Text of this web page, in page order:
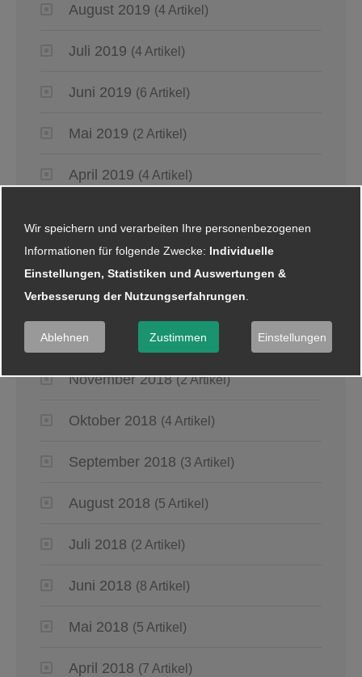
August 2019 (4 Artikel)
Juli 2019 (4 Artikel)
Juni 2019 (6 Artikel)
Mai 2019 (2 Artikel)
April 2019 (4 Artikel)
Januar 2019 (5 Artikel)
Dezember 2018 (8 Artikel)
November 2018 (2 Artikel)
Oktober 2018 (4 Artikel)
September 2018 (3 Artikel)
August 2018 (5 Artikel)
Juli 2018 (2 Artikel)
Juni 2018 (8 Artikel)
Mai 2018 (5 Artikel)
April 2018 (7 Artikel)
Wir speichern und verarbeiten Ihre personenbezogenen
Informationen für folgende Zwecke: Individuelle
Einstellungen, Statistiken und Auswertungen &
Verbesserung der Nutzungserfahrungen.
Ablehnen Zustimmen Einstellungen